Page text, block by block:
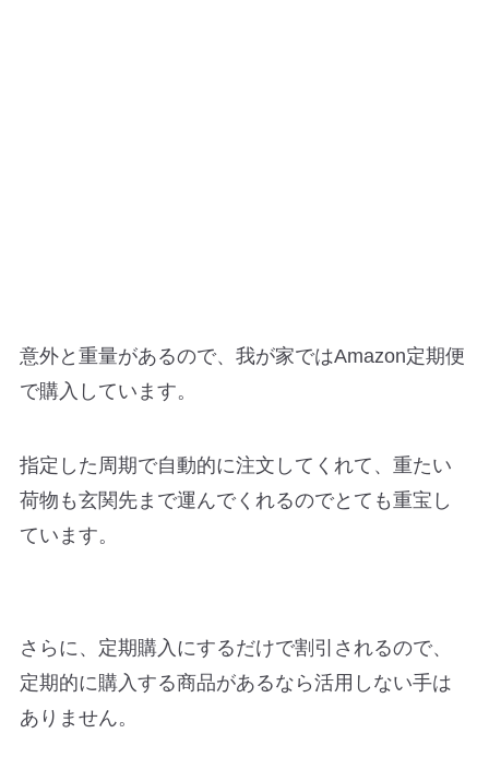
意外と重量があるので、我が家ではAmazon定期便
で購入しています。
指定した周期で自動的に注文してくれて、重たい
荷物も玄関先まで運んでくれるのでとても重宝し
ています。
さらに、定期購入にするだけで割引されるので、
定期的に購入する商品があるなら活用しない手は
ありません。